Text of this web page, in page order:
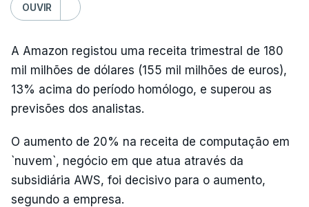
OUVIR
A Amazon registou uma receita trimestral de 180
mil milhões de dólares (155 mil milhões de euros),
13% acima do período homólogo, e superou as
previsões dos analistas.
O aumento de 20% na receita de computação em
`nuvem`, negócio em que atua através da
subsidiária AWS, foi decisivo para o aumento,
segundo a empresa.